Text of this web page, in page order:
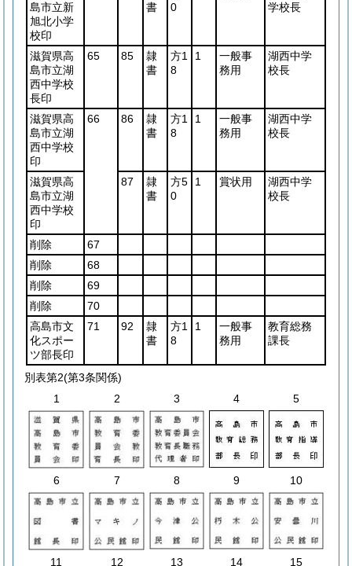
島市立新
旭北小学
校印
書
0
学校長
滋賀県高
島市立湖
西中学校
長印
65 85
隷
書
方1
8
1
一般事
務用
湖西中学
校長
滋賀県高
島市立湖
西中学校
印
66 86
隷
書
方1
8
1
一般事
務用
湖西中学
校長
滋賀県高
島市立湖
西中学校
印
87
隷
書
方5
0
1 賞状用
湖西中学
校長
削除
67
削除
68
削除
69
削除
70
高島市文
化スポー
ツ部長印
71 92
隷
書
方1
8
1
一般事
務用
教育総務
課長
別表第2(第3条関係)
1
2 3 4 5
6 7 8 9 10
11 12 13 14 15